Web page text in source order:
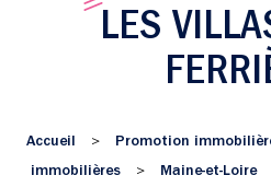
LES
Accueil > Promotion
immobilières
> Maine-et-Loire